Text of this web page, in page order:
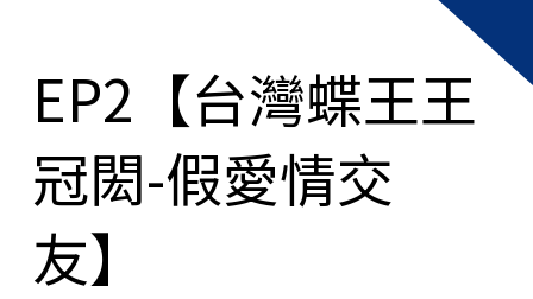
EP2【台灣蝶王王
冠閎-假愛情交
友】